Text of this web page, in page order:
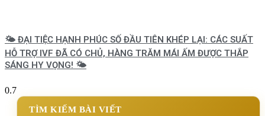
🌤️ ĐẠI TIỆC HẠNH PHÚC SỐ ĐẦU TIÊN KHÉP LẠI: CÁC SUẤT
HỖ TRỢ IVF ĐÃ CÓ CHỦ, HÀNG TRĂM MÁI ẤM ĐƯỢC THẮP
SÁNG HY VỌNG! 🌤️
TÌM KIẾM BÀI VIẾT